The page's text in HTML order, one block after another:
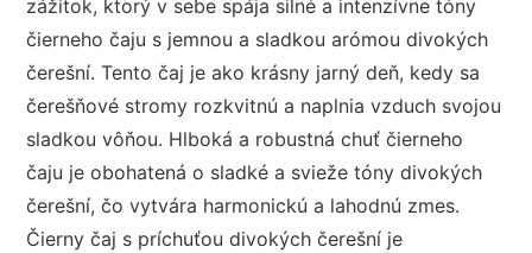
zážitok, ktorý v sebe spája silné a intenzívne tóny
čierneho čaju s jemnou a sladkou arómou divokých
čerešní. Tento čaj je ako krásny jarný deň, kedy sa
čerešňové stromy rozkvitnú a naplnia vzduch svojou
sladkou vôňou. Hlboká a robustná chuť čierneho
čaju je obohatená o sladké a svieže tóny divokých
čerešní, čo vytvára harmonickú a lahodnú zmes.
Čierny čaj s príchuťou divokých čerešní je